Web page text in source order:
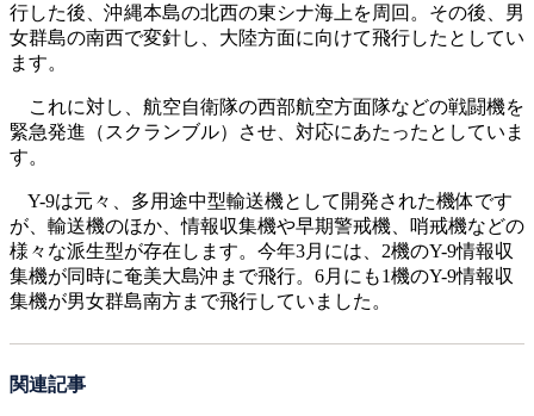
行した後、沖縄本島の北西の東シナ海上を周回。その後、男
女群島の南西で変針し、大陸方面に向けて飛行したとしてい
ます。
これに対し、航空自衛隊の西部航空方面隊などの戦闘機を
緊急発進（スクランブル）させ、対応にあたったとしていま
す。
Y-9は元々、多用途中型輸送機として開発された機体です
が、輸送機のほか、情報収集機や早期警戒機、哨戒機などの
様々な派生型が存在します。今年3月には、2機のY-9情報収
集機が同時に奄美大島沖まで飛行。6月にも1機のY-9情報収
集機が男女群島南方まで飛行していました。
関連記事